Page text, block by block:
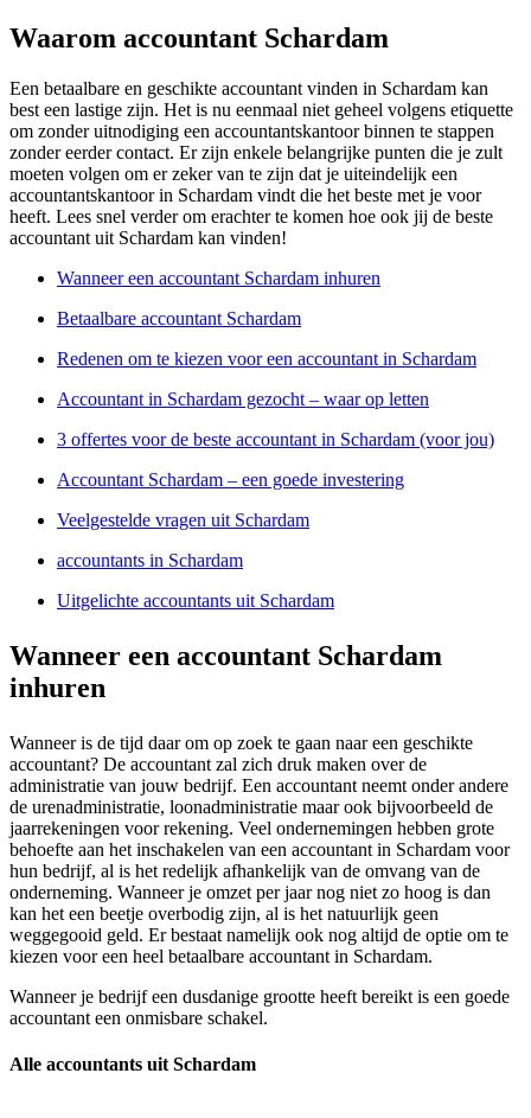
Waarom accountant Schardam
Een betaalbare en geschikte accountant vinden in Schardam kan
best een lastige zijn. Het is nu eenmaal niet geheel volgens etiquette
om zonder uitnodiging een accountantskantoor binnen te stappen
zonder eerder contact. Er zijn enkele belangrijke punten die je zult
moeten volgen om er zeker van te zijn dat je uiteindelijk een
accountantskantoor in Schardam vindt die het beste met je voor
heeft. Lees snel verder om erachter te komen hoe ook jij de beste
accountant uit Schardam kan vinden!
Wanneer een accountant Schardam inhuren
Betaalbare accountant Schardam
Redenen om te kiezen voor een accountant in Schardam
Accountant in Schardam gezocht – waar op letten
3 offertes voor de beste accountant in Schardam (voor jou)
Accountant Schardam – een goede investering
Veelgestelde vragen uit Schardam
accountants in Schardam
Uitgelichte accountants uit Schardam
Wanneer een accountant Schardam
inhuren
Wanneer is de tijd daar om op zoek te gaan naar een geschikte
accountant? De accountant zal zich druk maken over de
administratie van jouw bedrijf. Een accountant neemt onder andere
de urenadministratie, loonadministratie maar ook bijvoorbeeld de
jaarrekeningen voor rekening. Veel ondernemingen hebben grote
behoefte aan het inschakelen van een accountant in Schardam voor
hun bedrijf, al is het redelijk afhankelijk van de omvang van de
onderneming. Wanneer je omzet per jaar nog niet zo hoog is dan
kan het een beetje overbodig zijn, al is het natuurlijk geen
weggegooid geld. Er bestaat namelijk ook nog altijd de optie om te
kiezen voor een heel betaalbare accountant in Schardam.
Wanneer je bedrijf een dusdanige grootte heeft bereikt is een goede
accountant een onmisbare schakel.
Alle accountants uit Schardam